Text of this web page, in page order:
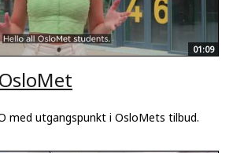
01:09
med utgangspunkt i OsloMets tilbud.